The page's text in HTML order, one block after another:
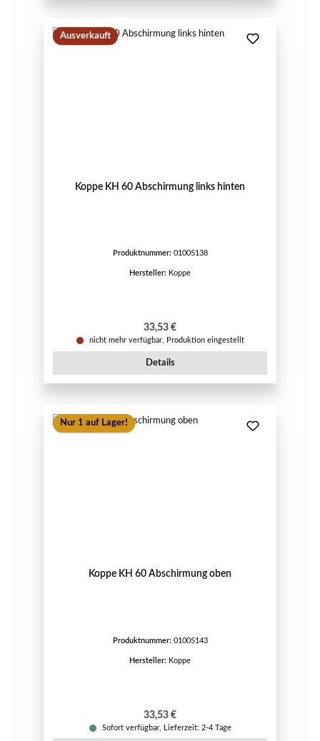
Ausverkauft
Koppe KH 60 Abschirmung links hinten
Produktnummer: 01005138
Hersteller: Koppe
Regulärer Preis:
33,53 €
nicht mehr verfügbar, Produktion eingestellt
Details
Nur 1 auf Lager!
Koppe KH 60 Abschirmung oben
Produktnummer: 01005143
Hersteller: Koppe
Regulärer Preis:
33,53 €
Sofort verfügbar, Lieferzeit: 2-4 Tage